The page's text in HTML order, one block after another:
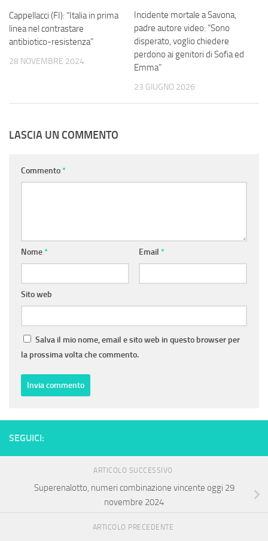
Cappellacci (FI): “Italia in prima
linea nel contrastare
antibiotico-resistenza”
28 NOVEMBRE 2024
Incidente mortale a Savona,
padre autore video: “Sono
disperato, voglio chiedere
perdono ai genitori di Sofia ed
Emma”
23 GIUGNO 2026
LASCIA UN COMMENTO
Commento*
Nome* Email *
Sito web
Salva il mio nome, email e sito web in questo browser per
la prossima volta che commento.
SEGUICI:
ARTICOLO SUCCESSIVO
Superenalotto, numeri combinazione vincente oggi 29
novembre 2024
ARTICOLO PRECEDENTE